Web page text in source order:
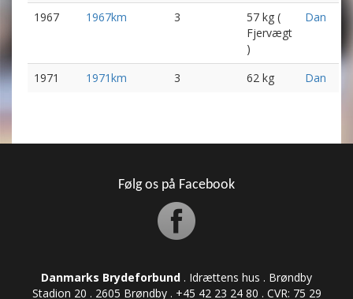
1967 1967km 3
57 kg (
Fjervægt
)
Dan
1971 1971km 3 62 kg Dan
Følg os på Facebook
Danmarks Brydeforbund . Idrættens hus . Brøndby
Stadion 20 . 2605 Brøndby . +45 42 23 24 80 . CVR: ​​​​​​75 29